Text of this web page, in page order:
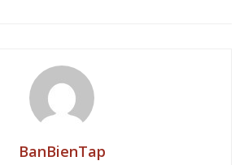
BanBienTap